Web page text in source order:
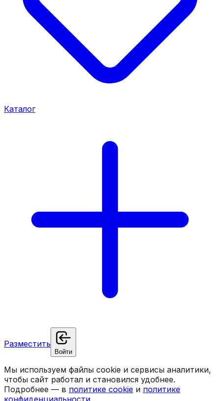
Каталог
Разместить
Войти
Мы используем файлы cookie и сервисы аналитики,
чтобы сайт работал и становился удобнее.
Подробнее — в политике cookie и политике
конфиденциальности